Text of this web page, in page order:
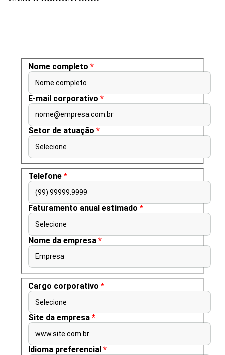
Nome completo *
Nome completo
E-mail corporativo *
nome@empresa.com.br
Setor de atuação *
Selecione
Telefone *
(99) 99999.9999
Faturamento anual estimado *
Selecione
Nome da empresa *
Empresa
Cargo corporativo *
Selecione
Site da empresa *
www.site.com.br
Idioma preferencial *